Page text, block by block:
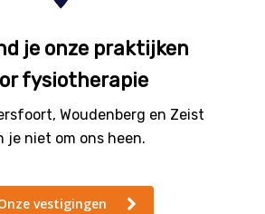
je onze praktijken
fysiotherapie
Woudenberg en Zeist
je niet om ons heen.
vestigingen